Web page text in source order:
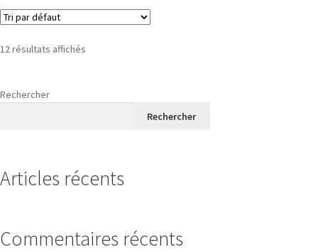
12 résultats affichés
Rechercher
Rechercher
Articles récents
Commentaires récents